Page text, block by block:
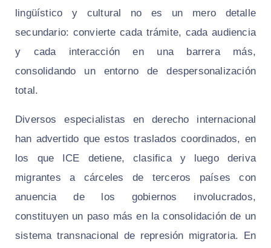
lingüístico y cultural no es un mero detalle
secundario: convierte cada trámite, cada audiencia
y cada interacción en una barrera más,
consolidando un entorno de despersonalización
total.
Diversos especialistas en derecho internacional
han advertido que estos traslados coordinados, en
los que ICE detiene, clasifica y luego deriva
migrantes a cárceles de terceros países con
anuencia de los gobiernos involucrados,
constituyen un paso más en la consolidación de un
sistema transnacional de represión migratoria. En